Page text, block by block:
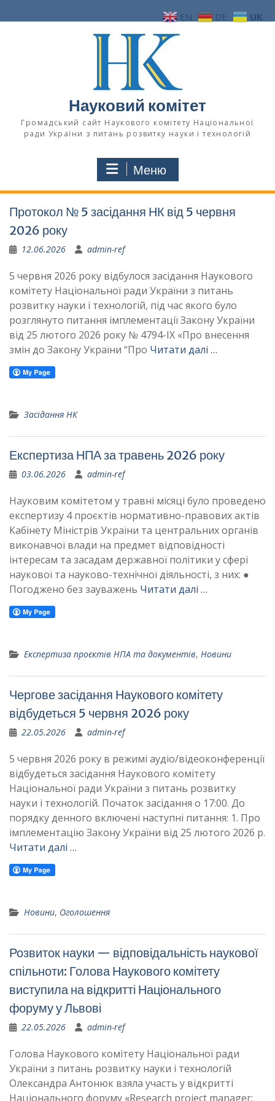
до
Науковий комітет
Громадський сайт Наукового комітету Національної
ради України з питань розвитку науки і технологій
Меню
Протокол № 5 засідання НК від 5 червня
2026 року
12.06.2026 admin-ref
5 червня 2026 року відбулося засідання Наукового
комітету Національної ради України з питань
розвитку науки і технологій, під час якого було
розглянуто питання імплементації Закону України
від 25 лютого 2026 року № 4794-ІХ «Про внесення
змін до Закону України “Про Читати далі …
Засідання НК
Експертиза НПА за травень 2026 року
03.06.2026 admin-ref
Науковим комітетом у травні місяці було проведено
експертизу 4 проєктів нормативно-правових актів
Кабінету Міністрів України та центральних органів
виконавчої влади на предмет відповідності
інтересам та засадам державної політики у сфері
наукової та науково-технічної діяльності, з них: ●
Погоджено без зауважень Читати далі …
Експертиза проєктів НПА та документів, Новини
Чергове засідання Наукового комітету
відбудеться 5 червня 2026 року
22.05.2026 admin-ref
5 червня 2026 року в режимі аудіо/відеоконференції
відбудеться засідання Наукового комітету
Національної ради України з питань розвитку
науки і технологій. Початок засідання о 17:00. До
порядку денного включені наступні питання: 1. Про
імплементацію Закону України від 25 лютого 2026 р.
Читати далі …
Новини, Оголошення
Розвиток науки — відповідальність наукової
спільноти: Голова Наукового комітету
виступила на відкритті Національного
форуму у Львові
22.05.2026 admin-ref
Голова Наукового комітету Національної ради
України з питань розвитку науки і технологій
Олександра Антонюк взяла участь у відкритті
Національного форуму «Research project manager:
EN DE UK